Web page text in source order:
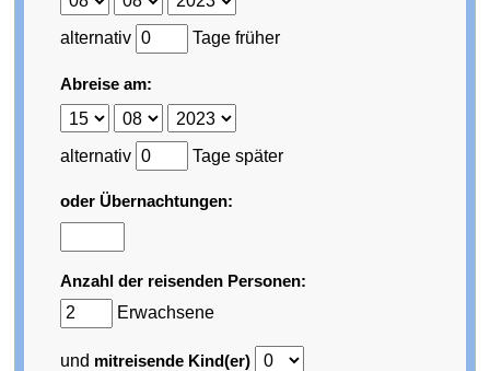
alternativ Tage früher
Abreise am:
alternativ Tage später
oder Übernachtungen:
Anzahl der reisenden Personen:
Erwachsene
und mitreisende Kind(er)